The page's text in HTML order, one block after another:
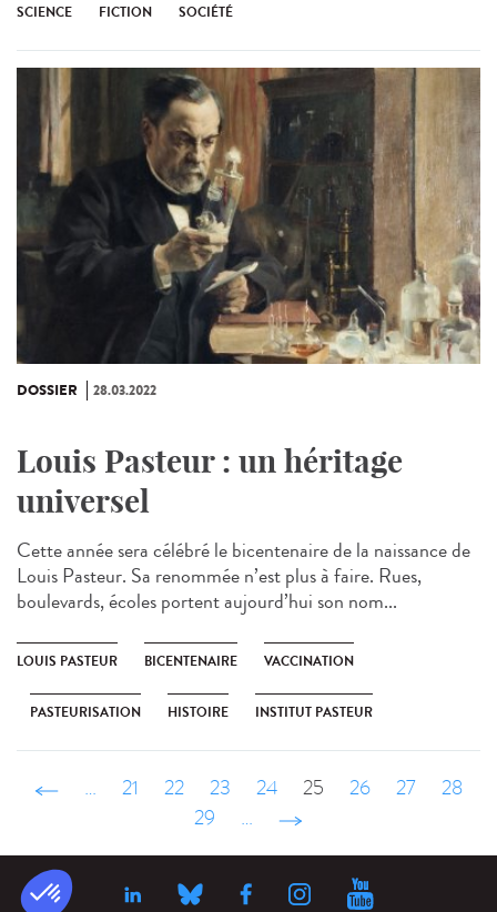
SCIENCE FICTION SOCIÉTÉ
DOSSIER 28.03.2022
Louis Pasteur : un héritage
universel
Cette année sera célébré le bicentenaire de la naissance de
Louis Pasteur. Sa renommée n’est plus à faire. Rues,
boulevards, écoles portent aujourd’hui son nom...
LOUIS PASTEUR BICENTENAIRE VACCINATION
PASTEURISATION HISTOIRE INSTITUT PASTEUR
‹ précédent
… 21 22 23 24 25 26 27
28
29
… suivant ›